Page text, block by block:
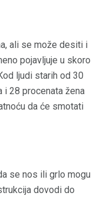
ali se može desiti i
pojavljuje u skoro
ljudi starih od 30
i 28 procenata žena
da će smotati
se nos ili grlo mogu
dovodi do